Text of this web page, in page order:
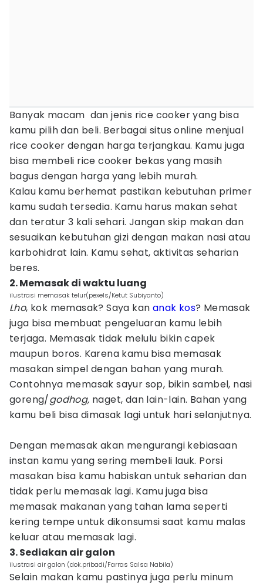
Banyak macam dan jenis rice cooker yang bisa
kamu pilih dan beli. Berbagai situs online menjual
rice cooker dengan harga terjangkau. Kamu juga
bisa membeli rice cooker bekas yang masih
bagus dengan harga yang lebih murah.
Kalau kamu berhemat pastikan kebutuhan primer
kamu sudah tersedia. Kamu harus makan sehat
dan teratur 3 kali sehari. Jangan skip makan dan
sesuaikan kebutuhan gizi dengan makan nasi atau
karbohidrat lain. Kamu sehat, aktivitas seharian
beres.
2. Memasak di waktu luang
ilustrasi memasak telur(pexels/Ketut Subiyanto)
Lho, kok memasak? Saya kan anak kos? Memasak
juga bisa membuat pengeluaran kamu lebih
terjaga. Memasak tidak melulu bikin capek
maupun boros. Karena kamu bisa memasak
masakan simpel dengan bahan yang murah.
Contohnya memasak sayur sop, bikin sambel, nasi
goreng/godhog, naget, dan lain-lain. Bahan yang
kamu beli bisa dimasak lagi untuk hari selanjutnya.
Dengan memasak akan mengurangi kebiasaan
instan kamu yang sering membeli lauk. Porsi
masakan bisa kamu habiskan untuk seharian dan
tidak perlu memasak lagi. Kamu juga bisa
memasak makanan yang tahan lama seperti
kering tempe untuk dikonsumsi saat kamu malas
keluar atau memasak lagi.
3. Sediakan air galon
ilustrasi air galon (dok.pribadi/Farras Salsa Nabila)
Selain makan kamu pastinya juga perlu minum